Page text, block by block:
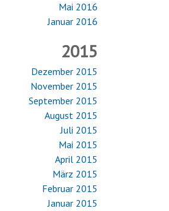
Mai 2016
Januar 2016
2015
Dezember 2015
November 2015
September 2015
August 2015
Juli 2015
Mai 2015
April 2015
März 2015
Februar 2015
Januar 2015